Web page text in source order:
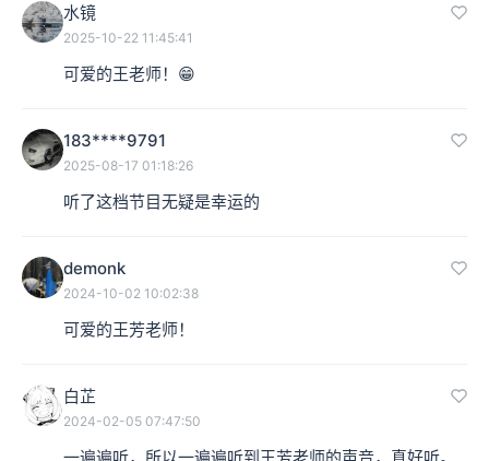
水镜
2025-10-22 11:45:41
可爱的王老师！😁
183****9791
2025-08-17 01:18:26
听了这档节目无疑是幸运的
demonk
2024-10-02 10:02:38
可爱的王芳老师！
白芷
2024-02-05 07:47:50
一遍遍听，所以一遍遍听到王芳老师的声音，真好听。